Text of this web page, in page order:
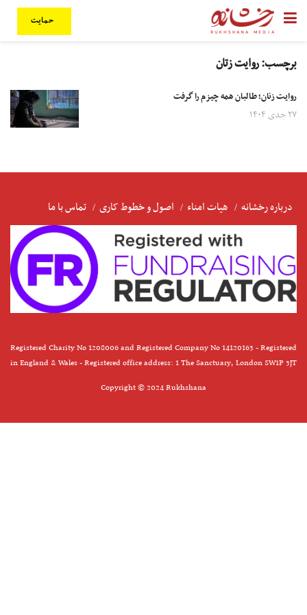
حمایت
برچسب:روایت زتان
روایت زنان؛ طالبان همه چیزم را گرفت
۲۷ جدی ۱۴۰۴
درباره رخشانه هیات امناء اصول و خطوط کاری تماس با ما
Registered Charity No 1208006 and Registered Company No 14120163 - Registered
in England & Wales - Registered office address: 1 The Sanctuary, London SW1P 3JT
Copyright © 2024 Rukhshana